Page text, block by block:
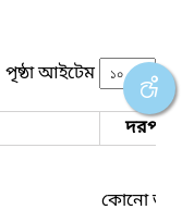
পৃষ্ঠা আইটেম
দরপত্র
কোনো তথ্য